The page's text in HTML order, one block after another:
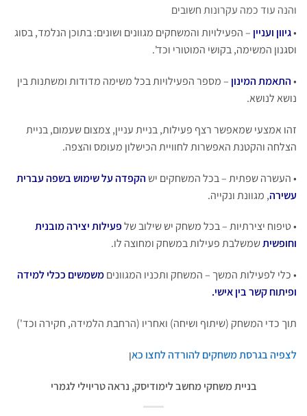
והנה עוד כמה עקרונות חשובים
•גיוון ועניין – הפעילויות והמשחקים מגוונים ושונים: בתוכן הנלמד, בסוג
וסגנון המשימה, בקושי המוטורי וכד'.
•התאמת המינון – מספר הפעילויות בכל משימה מדודות ומשתנות בין
נושא לנושא.
זהו אמצעי שמאפשר רצף פעילות, בניית עניין, צמצום שעמום, בניית
הצלחה והקטנת האפשרות לחוויית הכישלון מעומס והצפה.
• העשרה שפתית – בכל המשחקים ישהקפדה על שימוש בשפה עברית
עשירה, מגוונת ונקייה.
• טיפוח יצירתיות – בכל משחק יש שילוב שלפעילות יצירה מובנית
וחופשיתשמשלבת פעילות במשחק ומחוצה לו.
• כלי לפעילות המשך – המשחק ותכניו המגווניםמשמשים ככלי למידה
ופיתוח קשר בין אישי.
תוך כדי המשחק (שיתוף ושיחה) ואחריו (הרחבת הלמידה, חקירה וכד')
לצפיה בגרסת משחקים להורדה לחצו כאן
בניית משחקי מחשב לימודיסק, נראה טריוילי לגמרי